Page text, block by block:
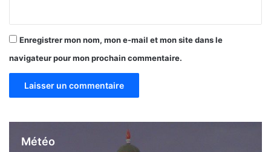
Enregistrer mon nom, mon e-mail et mon site dans le
navigateur pour mon prochain commentaire.
Météo